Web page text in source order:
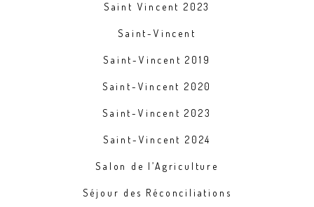
Saint Vincent 2023
Saint-Vincent
Saint-Vincent 2019
Saint-Vincent 2020
Saint-Vincent 2023
Saint-Vincent 2024
Salon de l’Agriculture
Séjour des Réconciliations